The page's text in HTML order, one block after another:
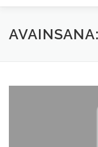
TERVETULOA
AVAINSANA: